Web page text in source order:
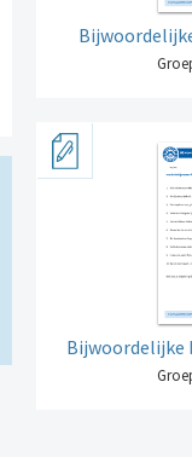
Bijwoordelijke